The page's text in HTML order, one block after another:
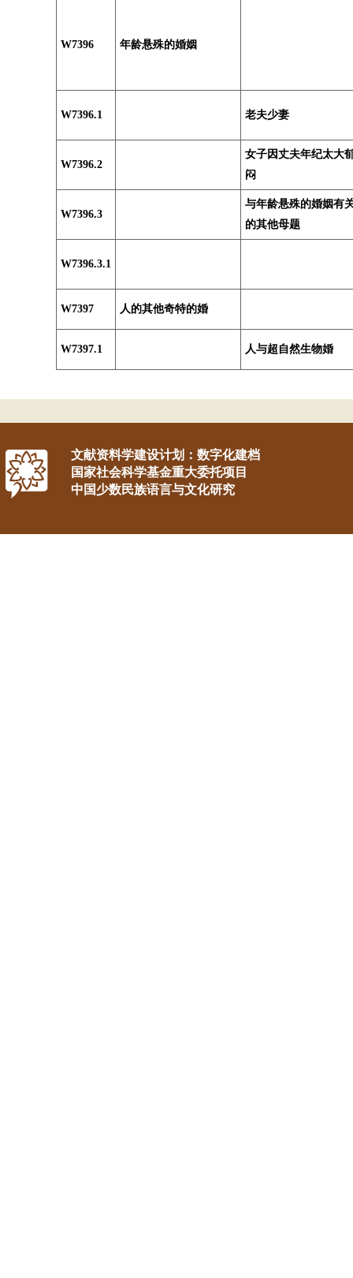
W7396 年龄悬殊的婚姻
W7396.1 老夫少妻
W7396.2
女子因丈夫年纪太大
闷
W7396.3
与年龄悬殊的婚姻有
的其他母题
W7396.3.1
W7397 人的其他奇特的婚
W7397.1 人与超自然生物婚
文献资料学建设计划：数字化建档
国家社会科学基金重大委托项目
中国少数民族语言与文化研究